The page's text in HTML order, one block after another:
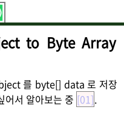
to Byte Array
를 byte[] data 로 저장
어서 알아보는 중 [01].